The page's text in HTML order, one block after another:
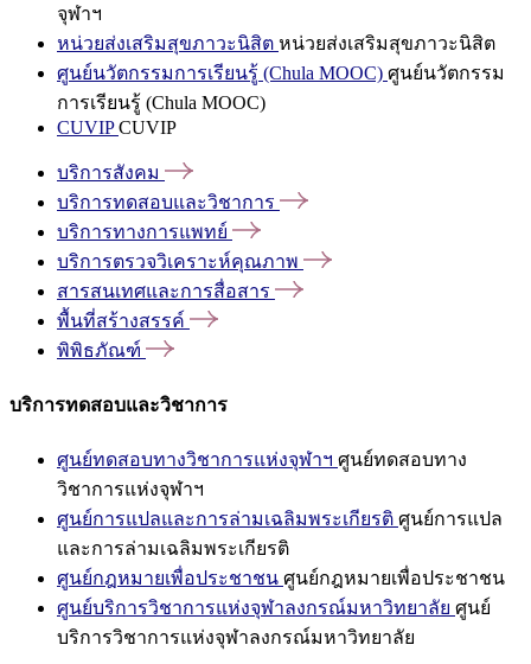
จุฬาฯ
หน่วยส่งเสริมสุขภาวะนิสิต หน่วยส่งเสริมสุขภาวะนิสิต
ศูนย์นวัตกรรมการเรียนรู้ (Chula MOOC) ศูนย์นวัตกรรม
การเรียนรู้ (Chula MOOC)
CUVIPCUVIP
บริการสังคม
บริการทดสอบและวิชาการ
บริการทางการแพทย์
บริการตรวจวิเคราะห์คุณภาพ
สารสนเทศและการสื่อสาร
พื้นที่สร้างสรรค์
พิพิธภัณฑ์
บริการทดสอบและวิชาการ
ศูนย์ทดสอบทางวิชาการแห่งจุฬาฯ ศูนย์ทดสอบทาง
วิชาการแห่งจุฬาฯ
ศูนย์การแปลและการล่ามเฉลิมพระเกียรติ ศูนย์การแปล
และการล่ามเฉลิมพระเกียรติ
ศูนย์กฎหมายเพื่อประชาชน ศูนย์กฎหมายเพื่อประชาชน
ศูนย์บริการวิชาการแห่งจุฬาลงกรณ์มหาวิทยาลัย ศูนย์
บริการวิชาการแห่งจุฬาลงกรณ์มหาวิทยาลัย